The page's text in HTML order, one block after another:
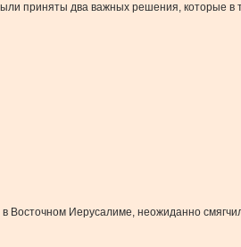
приняты два важных решения, которые
Иерусалиме, неожиданно